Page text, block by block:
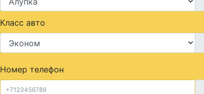
Класс авто
Номер телефон